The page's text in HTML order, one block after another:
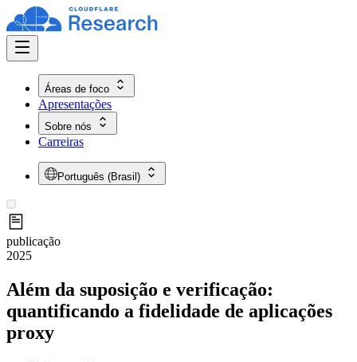
Áreas de foco
Apresentações
Sobre nós
Carreiras
Português (Brasil)
publicação
2025
Além da suposição e verificação:
quantificando a fidelidade de aplicações
proxy